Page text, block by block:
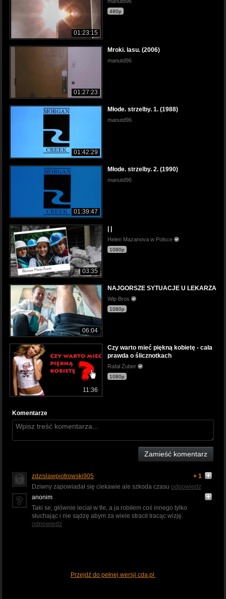
01:23:15
480p
01:27:23
Mroki. lasu. (2006)
manutd96
01:42:29
Młode. strzelby. 1. (1988)
manutd96
01:39:47
Młode. strzelby. 2. (1990)
manutd96
03:35
| |
Helen Mazanova w Polsce
1080p
06:04
NAJGORSZE SYTUACJE U LEKARZA
Wip Bros
1080p
11:36
Czy warto mieć piękną kobietę - cała
prawda o ślicznotkach
Rafał Żuber
1080p
Komentarze
Zamieść komentarz
zdzislawpiotrowski905
+ 1
Dziwny zapowiadał się ciekawie ale szkoda czasu odpowiedz
anonim
Taki se, głównie leciał w tle, a ja robiłem coś innego tylko
słuchając i nie sądzę abym za wiele stracił tracąc wizję.
odpowiedz
Przejdź do pełnej wersji cda.pl